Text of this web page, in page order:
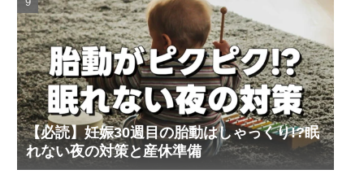
【必読】妊娠30週目の胎動はしゃっくり!?眠
れない夜の対策と産休準備